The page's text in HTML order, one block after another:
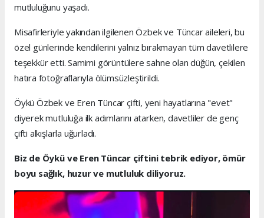
mutluluğunu yaşadı.
Misafirleriyle yakından ilgilenen Özbek ve Tüncar aileleri, bu
özel günlerinde kendilerini yalnız bırakmayan tüm davetlilere
teşekkür etti. Samimi görüntülere sahne olan düğün, çekilen
hatıra fotoğraflarıyla ölümsüzleştirildi.
Öykü Özbek ve Eren Tüncar çifti, yeni hayatlarına "evet"
diyerek mutluluğa ilk adımlarını atarken, davetliler de genç
çifti alkışlarla uğurladı.
Biz de Öykü ve Eren Tüncar çiftini tebrik ediyor, ömür
boyu sağlık, huzur ve mutluluk diliyoruz.